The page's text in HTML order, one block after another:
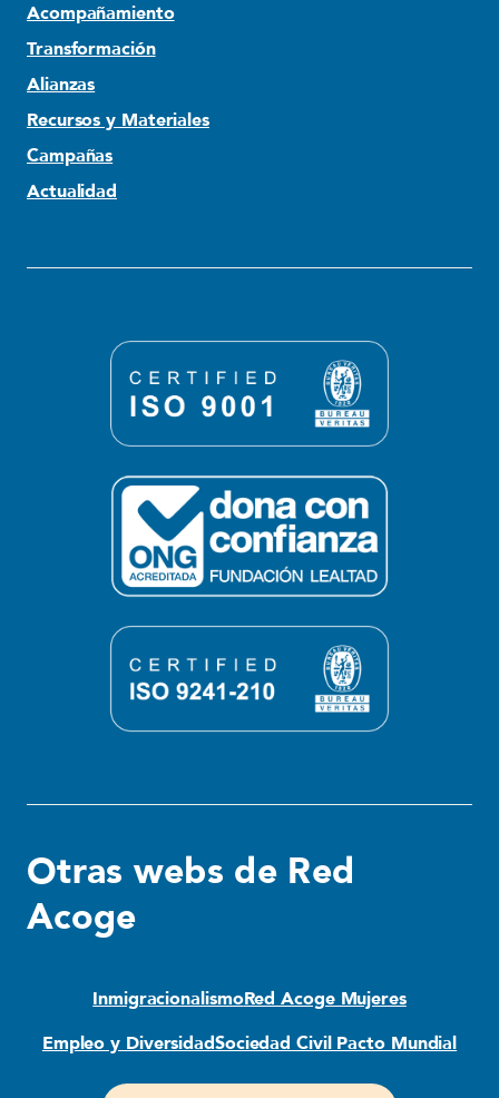
Acompañamiento
Transformación
Alianzas
Recursos y Materiales
Campañas
Actualidad
Otras webs de Red
Acoge
InmigracionalismoRed Acoge Mujeres
Empleo y DiversidadSociedad Civil Pacto Mundial